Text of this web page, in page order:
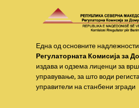
Една од основните
Регулаторната Комисија за
издава и одзема лиценци за
управување, за што води
управители на станбени згради